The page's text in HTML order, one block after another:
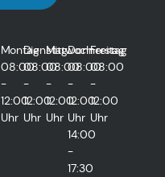
Montag
08:00
-
12:00
Uhr
Dienstag
08:00
-
12:00
Uhr
Mittwoch
08:00
-
12:00
Uhr
Donnerstag
08:00
-
12:00
Uhr
14:00
-
17:30
Freitag
08:00
-
12:00
Uhr